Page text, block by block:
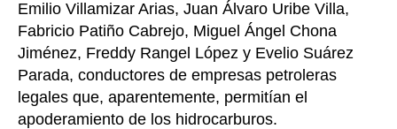
Emilio Villamizar Arias, Juan Álvaro Uribe Villa,
Fabricio Patiño Cabrejo, Miguel Ángel Chona
Jiménez, Freddy Rangel López y Evelio Suárez
Parada, conductores de empresas petroleras
legales que, aparentemente, permitían el
apoderamiento de los hidrocarburos.